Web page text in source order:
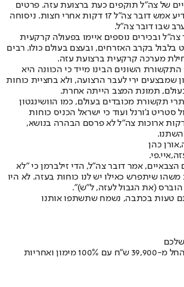
של צה"ל תוקפים כעת ברצועת עזה. פרטים
אמש דובר צה"ל 17 דקות אחרי חצות
. ניסוחה
שבו דובר צה"ל.
ובכירים נוספים איימו בפעולה קרקעית
בלבול בקרב האזרחים, ובעצם בעולם כולו. רבים
מערכה קרקעית ברצועת עזה.
השונים הבינו מייד כי הכוונה היא
שמבצעים ירי לעבר הרצועה, ולא בחציית כוחות
תמונת המצב הייתה אחרת.
תקשורת מכובדים בעולם, כמו הוושינגטון
סטריט ג'ורנל ועוד כי ישראל הכניס כוחות
ארוכות צה"ל לא פרסם הבהרה בנושא,
כהן
אמר דובר צה"ל, הדי זילברמן כי "לא
משהו שיתפרש כאילו יש לנו כוחות בעזה. לא היו
(את הגבול לעזה, ל"ש)".
טעות בכתבה, נשמח שתשתפו אותנו
סיאט ויונדאי מדוגמות החל מ-39,900 ש״ח עם 100% מימון ואחריות